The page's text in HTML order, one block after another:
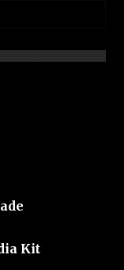
Kit